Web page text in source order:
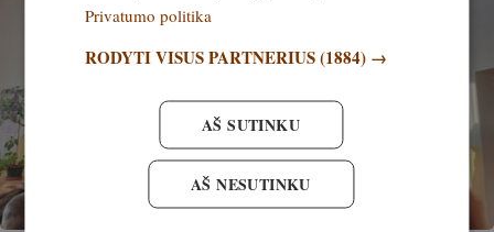
Privatumo politika
RODYTI VISUS PARTNERIUS(1884) →
AŠ SUTINKU
AŠ NESUTINKU